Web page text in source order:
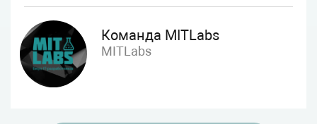
Команда MITLabs
MITLabs